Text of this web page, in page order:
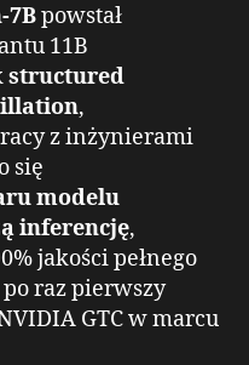
7Bpowstał
11B
structured
,
z inżynierami
się
modelu
inferencję,
jakości pełnego
po raz pierwszy
GTC w marcu